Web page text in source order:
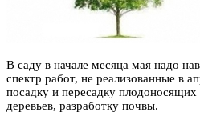
В саду в начале месяца мая надо
спектр работ, не реализованные в
посадку и пересадку плодоносящих
деревьев, разработку почвы.